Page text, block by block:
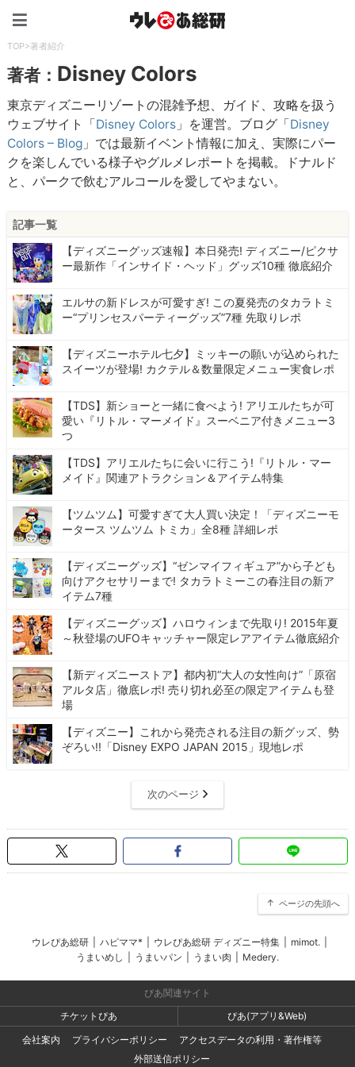
TOP>著者紹介
著者： Disney Colors
東京ディズニーリゾートの混雑予想、ガイド、攻略を扱う
ウェブサイト「 Disney Colors 」を運営。ブログ「 Disney
Colors – Blog 」では最新イベント情報に加え、実際にパー
クを楽しんでいる様子やグルメレポートを掲載。ドナルド
と、パークで飲むアルコールを愛してやまない。
記事一覧
【ディズニーグッズ速報】本日発売! ディズニー/ピクサ
ー最新作「インサイド・ヘッド」グッズ10種 徹底紹介
エルサの新ドレスが可愛すぎ! この夏発売のタカラトミ
ー“プリンセスパーティーグッズ”7種 先取りレポ
【ディズニーホテル七夕】ミッキーの願いが込められた
スイーツが登場! カクテル＆数量限定メニュー実食レポ
【TDS】新ショーと一緒に食べよう! アリエルたちが可
愛い『リトル・マーメイド』スーベニア付きメニュー3
つ
【TDS】アリエルたちに会いに行こう!『リトル・マー
メイド』関連アトラクション＆アイテム特集
【ツムツム】可愛すぎて大人買い決定！「ディズニーモ
ータース ツムツム トミカ」全8種 詳細レポ
【ディズニーグッズ】“ゼンマイフィギュア”から子ども
向けアクセサリーまで! タカラトミーこの春注目の新ア
イテム7種
【ディズニーグッズ】ハロウィンまで先取り! 2015年夏
～秋登場のUFOキャッチャー限定レアアイテム徹底紹介
【新ディズニーストア】都内初“大人の女性向け”「原宿
アルタ店」徹底レポ! 売り切れ必至の限定アイテムも登
場
【ディズニー】これから発売される注目の新グッズ、勢
ぞろい!!「Disney EXPO JAPAN 2015」現地レポ
次のページ
ページの先頭へ
ウレぴあ総研 ハピママ* ウレぴあ総研 ディズニー特集 mimot.
うまいめし
うまいパン うまい肉 Medery.
ぴあ関連サイト
チケットぴあ
ぴあ(アプリ&Web)
会社案内
プライバシーポリシー
アクセスデータの利用・著作権等
外部送信ポリシー